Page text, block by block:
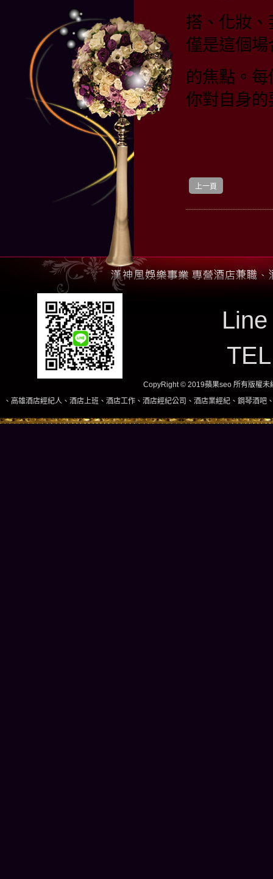
搭、化妝
僅是這個
的焦點。
你對自身
上一頁
CopyRight © 2019蘋果seo 所有版權未
人、酒店上班、酒店工作、酒店經紀公司、酒店業經紀、鋼琴酒吧、酒店小